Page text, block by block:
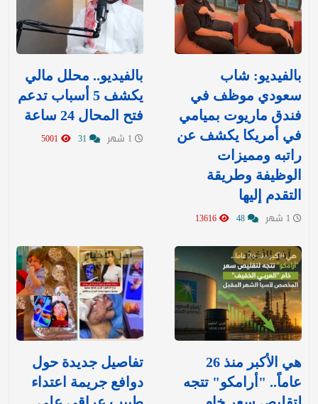
بالفيديو: شاب
سعودي موظف في
فندق ماريوت بميامي
في أمريكا يكشف عن
راتبه ومميزات
الوظيفة وطريقة
التقدم إليها
بالفيديو.. محلل مالي
يكشف 5 أسباب تدعم
فتح المحال 24 ساعة
آخر الأخبار
هي الأكبر منذ 26
عاماً.. "أرامكو" تتجه
آخر الأخبار
تفاصيل جديدة حول
دوافع جريمة اعتداء